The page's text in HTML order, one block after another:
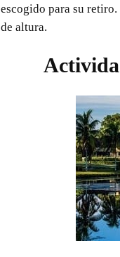
escogido para su retiro.
de altura.